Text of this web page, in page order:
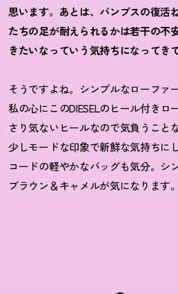
思います。あとは、パンプスの復活
たちの足が耐えられるかは若干の不
きたいなっていう気持ちになってき
そうですよね。シンプルなローファ
私の心にこのDIESELのヒール付き
さり気ないヒールなので気負うこと
少しモードな印象で新鮮な気持ちに
コードの軽やかなバッグも気分。シ
ブラウン＆キャメルが気になります。